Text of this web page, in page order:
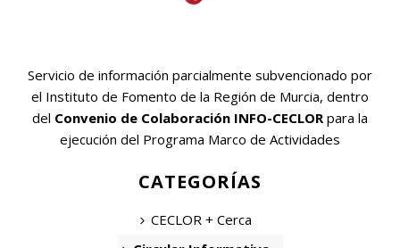
Servicio de información parcialmente subvencionado por
el Instituto de Fomento de la Región de Murcia, dentro
del Convenio de Colaboración INFO-CECLOR para la
ejecución del Programa Marco de Actividades
CATEGORÍAS
CECLOR + Cerca